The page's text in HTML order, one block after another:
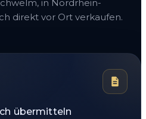
in Nordrhein-
direkt vor Ort verkaufen.
übermitteln